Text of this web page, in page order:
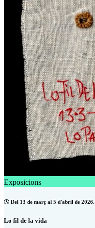
Exposicions
Del 13 de març al 5 d'abril de 2026.
Lo fil de la vida